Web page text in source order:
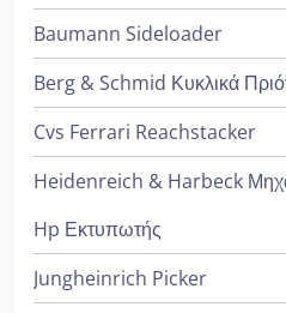
Baumann Sideloader
Berg & Schmid Κυκλικά
Cvs Ferrari Reachstacker
Hp Εκτυπωτής
Jungheinrich Picker